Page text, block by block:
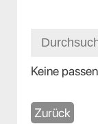
Keine
Zurück